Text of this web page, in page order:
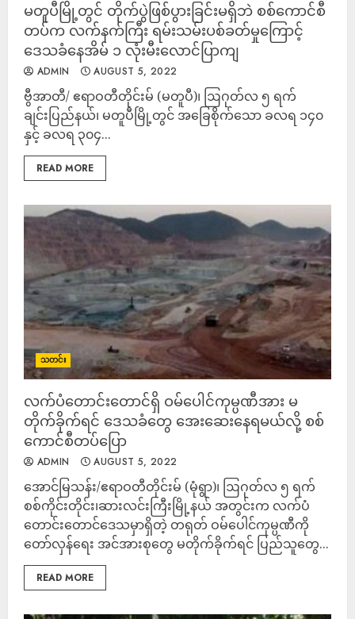
မတူပီမြို့တွင် တိုက်ပွဲဖြစ်ပွားခြင်းမရှိဘဲ စစ်ကောင်စီ
တပ်က လက်နက်ကြီး ရမ်းသမ်းပစ်ခတ်မှုကြောင့်
ဒေသခံနေအိမ် ၁ လုံးမီးလောင်ပြာကျ
ADMIN AUGUST 5, 2022
ဗွီအာတီ/ ဧရာဝတီတိုင်းမ် (မတူပီ)၊ ဩဂုတ်လ ၅ ရက်
ချင်းပြည်နယ်၊ မတူပီမြို့တွင် အခြေစိုက်သော ခလရ ၁၄၀
နှင့် ခလရ ၃၀၄...
READ MORE
သတင်း
လက်ပံတောင်းတောင်ရှိ ဝမ်ပေါင်ကုမ္ပဏီအား မ
တိုက်ခိုက်ရင် ဒေသခံတွေ အေးဆေးနေရမယ်လို့ စစ်
ကောင်စီတပ်ပြော
ADMIN AUGUST 5, 2022
အောင်မြသန်း/ဧရာဝတီတိုင်းမ် (မုံရွာ)၊ ဩဂုတ်လ ၅ ရက်
စစ်ကိုင်းတိုင်း၊ဆားလင်းကြီးမြို့နယ် အတွင်းက လက်ပံ
တောင်းတောင်ဒေသမှာရှိတဲ့ တရုတ် ဝမ်ပေါင်ကုမ္ပဏီကို
တော်လှန်ရေး အင်အားစုတွေ မတိုက်ခိုက်ရင် ပြည်သူတွေ...
READ MORE